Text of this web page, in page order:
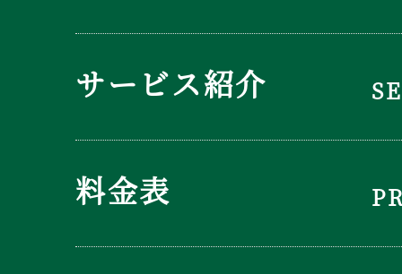
サービス紹介
料金表